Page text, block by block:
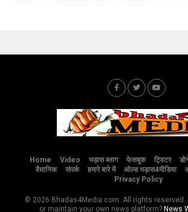
Home Video भड़ास ब्लाग फेसबुक ट्विटर
वैधानिक
संपर्क हमारे बारे में ओल्ड भड़ास4मीडिया
Privacy Policy
© 2026 Bhadas4Media.com. All rights reserved.
or maintain your own news platform? News